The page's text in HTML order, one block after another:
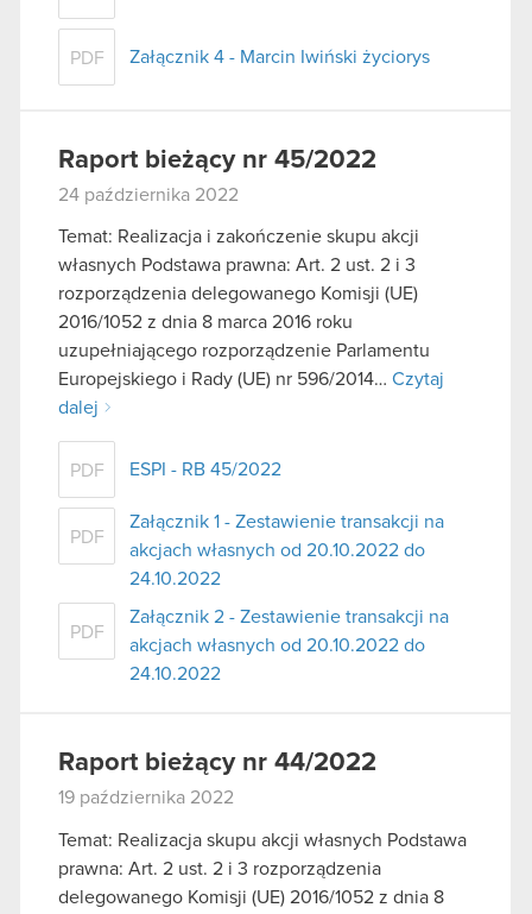
PDF Załącznik 4 - Marcin Iwiński życiorys
Raport bieżący nr 45/2022
24 października 2022
Temat: Realizacja i zakończenie skupu akcji
własnych Podstawa prawna: Art. 2 ust. 2 i 3
rozporządzenia delegowanego Komisji (UE)
2016/1052 z dnia 8 marca 2016 roku
uzupełniającego rozporządzenie Parlamentu
Europejskiego i Rady (UE) nr 596/2014… Czytaj
dalej
PDF ESPI - RB 45/2022
PDF
Załącznik 1 - Zestawienie transakcji na
akcjach własnych od 20.10.2022 do
24.10.2022
PDF
Załącznik 2 - Zestawienie transakcji na
akcjach własnych od 20.10.2022 do
24.10.2022
Raport bieżący nr 44/2022
19 października 2022
Temat: Realizacja skupu akcji własnych Podstawa
prawna: Art. 2 ust. 2 i 3 rozporządzenia
delegowanego Komisji (UE) 2016/1052 z dnia 8